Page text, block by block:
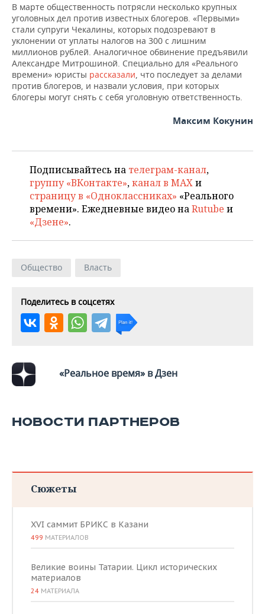
В марте общественность потрясли несколько крупных
уголовных дел против известных блогеров. «Первыми»
стали супруги Чекалины, которых подозревают в
уклонении от уплаты налогов на 300 с лишним
миллионов рублей. Аналогичное обвинение предъявили
Александре Митрошиной. Специально для «Реального
времени» юристы рассказали , что последует за делами
против блогеров, и назвали условия, при которых
блогеры могут снять с себя уголовную ответственность.
Максим Кокунин
Подписывайтесь на телеграм-канал,
группу «ВКонтакте»,канал в MAXи
страницу в «Одноклассниках» «Реального
времени». Ежедневные видео наRutube и
«Дзене».
Общество Власть
Поделитесь в соцсетях
«Реальное время» в Дзен
НОВОСТИ ПАРТНЕРОВ
Сюжеты
XVI саммит БРИКС в Казани
499 МАТЕРИАЛОВ
Великие воины Татарии. Цикл исторических
материалов
24 МАТЕРИАЛА